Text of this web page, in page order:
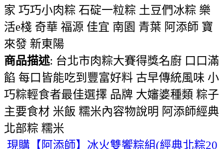
家 巧巧小肉粽 石碇一粒粽 土豆們冰粽 樂
活e棧 奇華 福源 佳宜 南園 青葉 阿添師 寶
來發 新東陽
商品描述: 台北市肉粽大賽得獎名廚 口口滿
餡 每口皆能吃到豐富好料 古早傳統風味 小
巧粽輕食者最佳選擇 品牌 大嬸婆種類 粽子
主要食材 米飯 糯米內容物說明 阿添師經典
北部粽 糯米
現購【阿添師】冰火雙饗粽組(經典北粽20